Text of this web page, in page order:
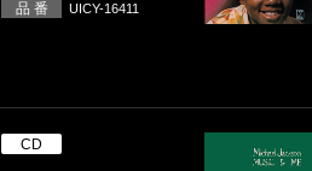
品 番 UICY-16411
CD